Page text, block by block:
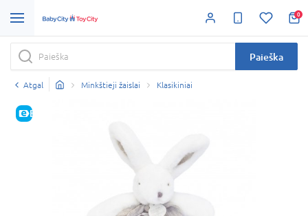
0
Paieška
Atgal Minkštieji žaislai Klasikiniai
E-KAINA